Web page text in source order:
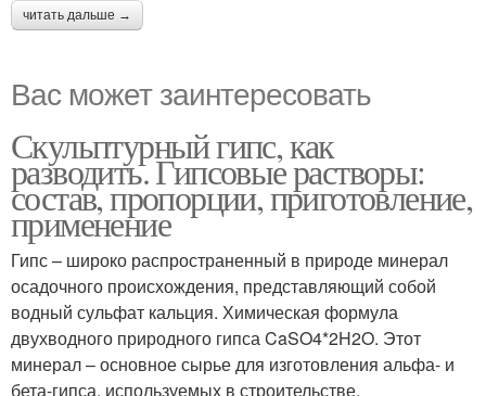
читать дальше →
Вас может заинтересовать
Скульптурный гипс, как
разводить. Гипсовые растворы:
состав, пропорции, приготовление,
применение
Гипс – широко распространенный в природе минерал
осадочного происхождения, представляющий собой
водный сульфат кальция. Химическая формула
двухводного природного гипса CaSO4*2H2O. Этот
минерал – основное сырье для изготовления альфа- и
бета-гипса, используемых в строительстве.